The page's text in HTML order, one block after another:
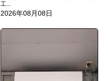
工...
2026年08月08日